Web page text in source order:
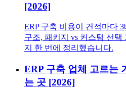
[2026]
ERP 구축 비용이 견적마다
구조, 패키지 vs 커스텀 선
지 한 번에 정리했습니다.
ERP 구축 업체 고르는
는 곳 [2026]